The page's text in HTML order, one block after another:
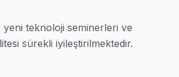
yeni teknoloji seminerleri ve
sürekli iyileştirilmektedir.